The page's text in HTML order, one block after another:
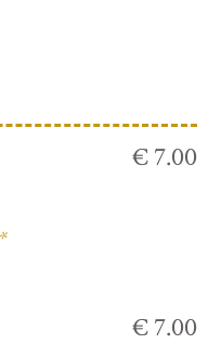
€ 7.00
€ 7.00